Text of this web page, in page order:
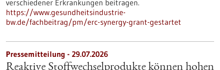
verschiedener Erkrankungen beitragen.
https://www.gesundheitsindustrie-
bw.de/fachbeitrag/pm/erc-synergy-grant-gestartet
Pressemitteilung - 29.07.2026
Reaktive Stoffwechselprodukte können hohen